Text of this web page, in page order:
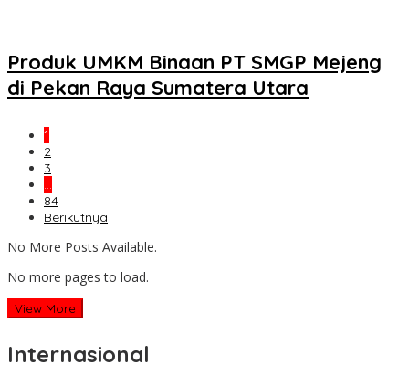
Produk UMKM Binaan PT SMGP Mejeng
di Pekan Raya Sumatera Utara
1
2
3
…
84
Berikutnya
No More Posts Available.
No more pages to load.
View More
Internasional